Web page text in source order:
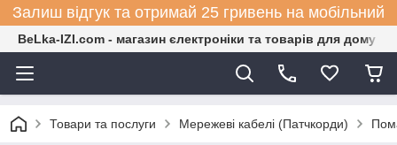
Залиш відгук та отримай 25 гривень на мобільний
BeLka-IZI.com - магазин єлектроніки та товарів для дому
Товари та послуги Мережеві кабелі (Патчкорди)